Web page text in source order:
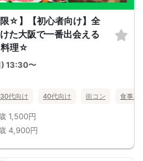
限☆】【初心者向け】全
た大阪で一番出会える
料理☆
) 13:30〜
30代向け 40代向け 街コン 食事あ
1,500円
4,900円